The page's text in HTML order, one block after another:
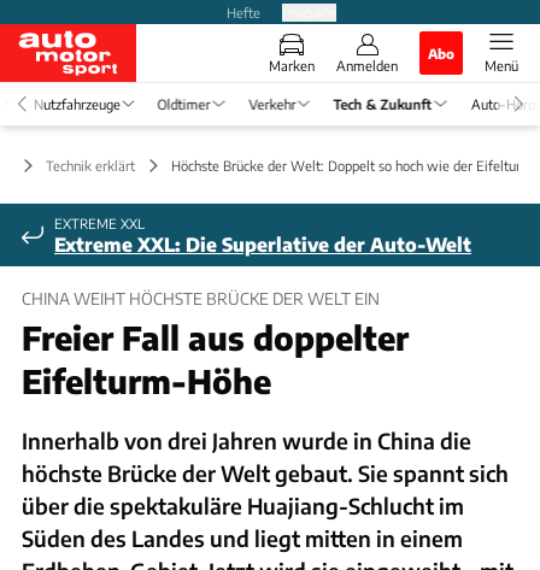
Hefte
Marken Anmelden
Abo
Menü
Nutzfahrzeuge Oldtimer Verkehr Tech & Zukunft Auto-
Technik erklärt Höchste Brücke der Welt: Doppelt so hoch wie der Eifelturm
EXTREME XXL
Extreme XXL: Die Superlative der Auto-Welt
CHINA WEIHT HÖCHSTE BRÜCKE DER WELT EIN
Freier Fall aus doppelter
Eifelturm-Höhe
Innerhalb von drei Jahren wurde in China die
höchste Brücke der Welt gebaut. Sie spannt sich
über die spektakuläre Huajiang-Schlucht im
Süden des Landes und liegt mitten in einem